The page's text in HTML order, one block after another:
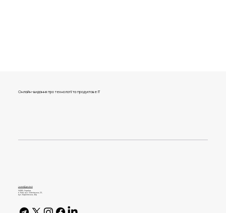
Онлайн-видання про технології та продуктове IT
journal@gen.tech
04080, Україна,
м. Київ, вул. Оленівська, 23,​
вул. Кирилівська, 40р